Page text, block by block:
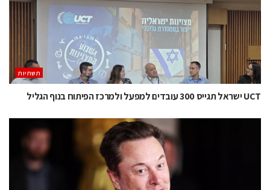
תשתיות
UCT ישראל תגייס 300 עובדים למפעל ולמרכז הפיתוח בנוף הגליל